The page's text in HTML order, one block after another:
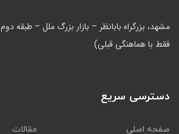
فقط با هماهنگی قبلی)
دسترسی سریع
صفحه اصلی
مقالات